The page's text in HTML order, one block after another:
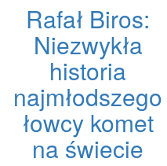
Rafał Biros:
Niezwykła
historia
najmłodszego
łowcy komet
na świecie